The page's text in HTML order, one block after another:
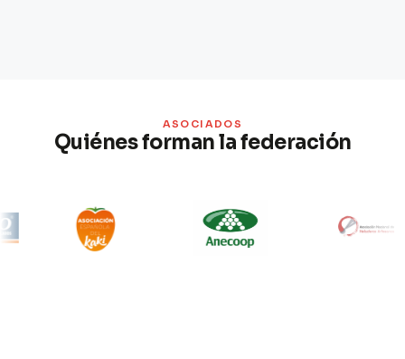
ASOCIADOS
Quiénes forman la federación